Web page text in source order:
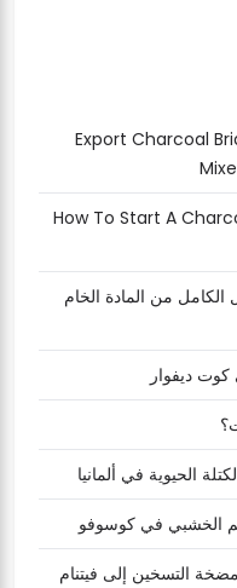
Export Charcoal
How To Start A
من المادة الخام
ديفوار
الحيوية في ألمانيا
الخشبي في كوسوفو